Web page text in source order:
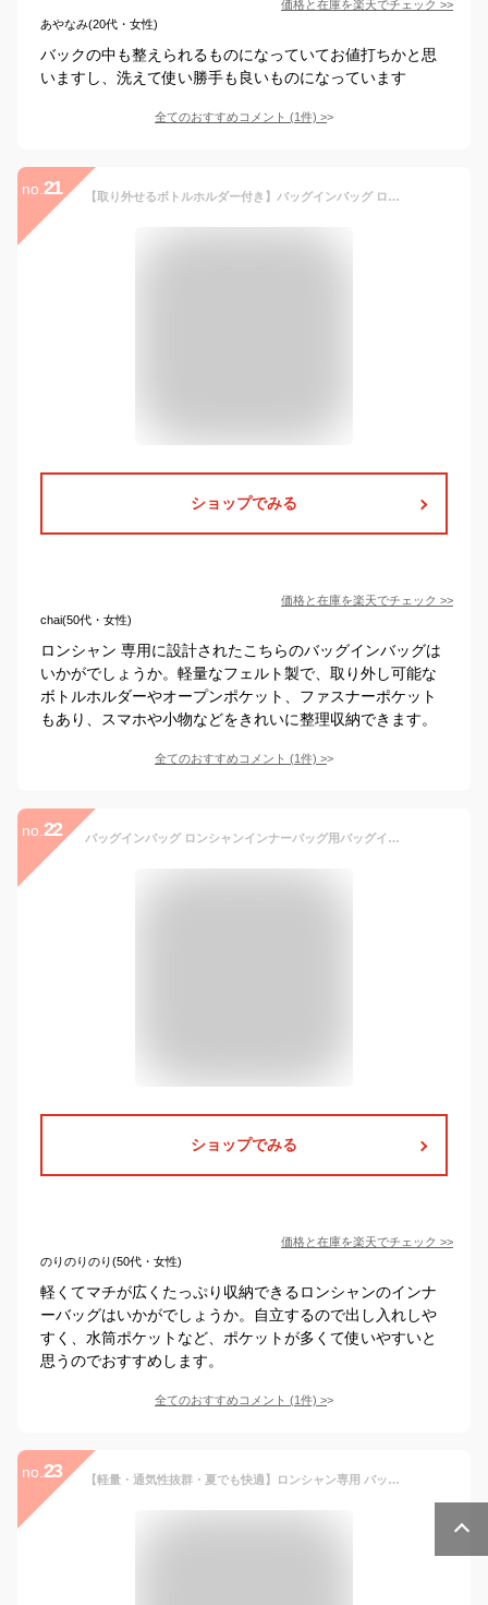
価格と在庫を楽天でチェック >>
あやなみ(20代・女性)
バックの中も整えられるものになっていてお値打ちかと思
いますし、洗えて使い勝手も良いものになっています
全てのおすすめコメント (1件) >
no. 21 【取り外せるボトルホルダー付き】バッグインバッグ ロンシャン ペットボトル 大きめ 自立 軽い バッグインバッグ 大きめ トートバッグ用 ファスナー 整理 フェルト 底板付 オーガナイザー インナーバッグ バックインバック 軽量 レディース メンズ 整理整頓 仕切り 最強配送
ショップでみる
価格と在庫を楽天でチェック >>
chai(50代・女性)
ロンシャン 専用に設計されたこちらのバッグインバッグは
いかがでしょうか。軽量なフェルト製で、取り外し可能な
ボトルホルダーやオープンポケット、ファスナーポケット
もあり、スマホや小物などをきれいに整理収納できます。
全てのおすすめコメント (1件) >
no. 22 バッグインバッグ ロンシャンインナーバッグ用バッグインバッグ 水筒ポケット自立 縦型 小さめ 軽い軽量 整理 仕切りファスナー付き大きめ収納大容量バックインバック プレゼント
ショップでみる
価格と在庫を楽天でチェック >>
のりのりのり(50代・女性)
軽くてマチが広くたっぷり収納できるロンシャンのインナ
ーバッグはいかがでしょうか。自立するので出し入れしや
すく、水筒ポケットなど、ポケットが多くて使いやすいと
思うのでおすすめします。
全てのおすすめコメント (1件) >
no. 23 【軽量・通気性抜群・夏でも快適】ロンシャン専用 バックインバック プリアージュ用 インナーバッグ形崩れしない 超軽量 ポーチ 仕切り 仕分け ポケット仕切りファスナー 整理 収納力抜群 自立 高級素材 モール 大容量 クリスマスプレゼント